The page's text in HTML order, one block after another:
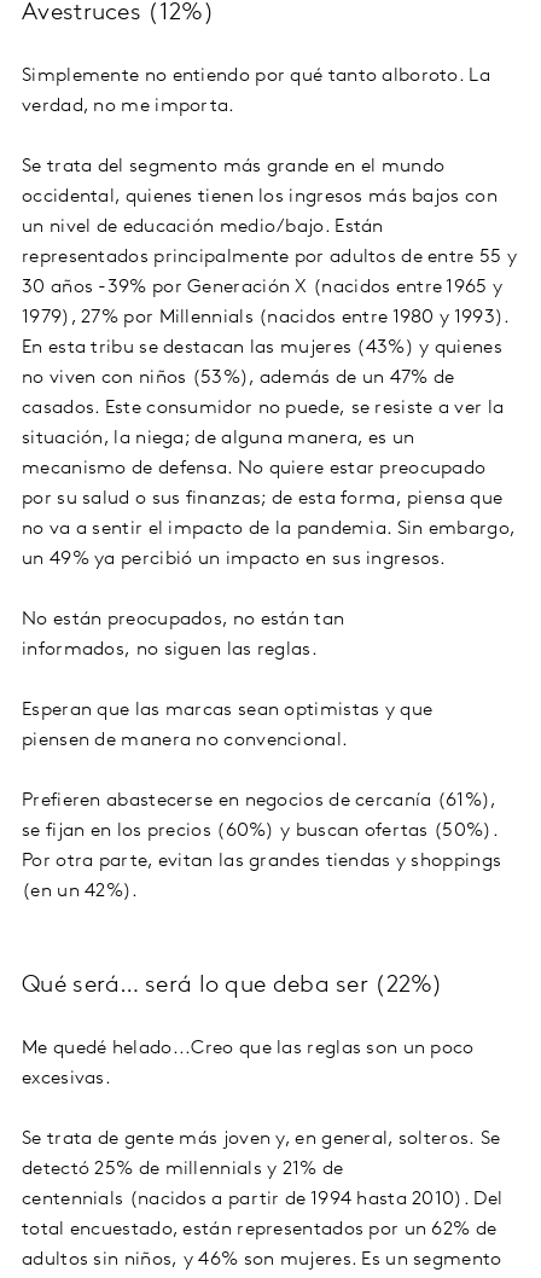
Avestruces (12%)
Simplemente no entiendo por qué tanto alboroto. La
verdad, no me importa.
Se trata del segmento más grande en el mundo
occidental, quienes tienen los ingresos más bajos con
un nivel de educación medio/bajo. Están
representados principalmente por adultos de entre 55 y
30 años -39% por Generación X (nacidos entre 1965 y
1979), 27% por Millennials (nacidos entre 1980 y 1993).
En esta tribu se destacan las mujeres (43%) y quienes
no viven con niños (53%), además de un 47% de
casados. Este consumidor no puede, se resiste a ver la
situación, la niega; de alguna manera, es un
mecanismo de defensa. No quiere estar preocupado
por su salud o sus finanzas; de esta forma, piensa que
no va a sentir el impacto de la pandemia. Sin embargo,
un 49% ya percibió un impacto en sus ingresos.
No están preocupados, no están tan
informados, no siguen las reglas.
Esperan que las marcas sean optimistas y que
piensen de manera no convencional.
Prefieren abastecerse en negocios de cercanía (61%),
se fijan en los precios (60%) y buscan ofertas (50%).
Por otra parte, evitan las grandes tiendas y shoppings
(en un 42%).
Qué será… será lo que deba ser (22%)
Me quedé helado...Creo que las reglas son un poco
excesivas.
Se trata de gente más joven y, en general, solteros. Se
detectó 25% de millennials y 21% de
centennials (nacidos a partir de 1994 hasta 2010). Del
total encuestado, están representados por un 62% de
adultos sin niños, y 46% son mujeres. Es un segmento